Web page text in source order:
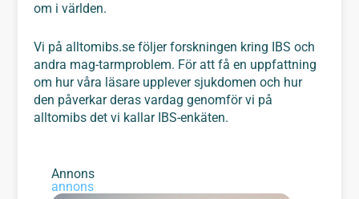
om i världen.
Vi på alltomibs.se följer forskningen kring IBS och
andra mag-tarmproblem. För att få en uppfattning
om hur våra läsare upplever sjukdomen och hur
den påverkar deras vardag genomför vi på
alltomibs det vi kallar IBS-enkäten.
Annons
annons